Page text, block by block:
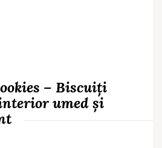
– Biscuiți
umed și